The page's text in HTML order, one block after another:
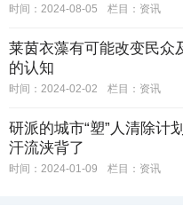
时间：2024-08-05 栏目： 资讯
莱茵衣藻有可能改变民众
的认知
时间：2024-02-02 栏目： 资讯
研派的城市“塑”人清除计
汗流浃背了
时间：2024-01-09 栏目： 资讯